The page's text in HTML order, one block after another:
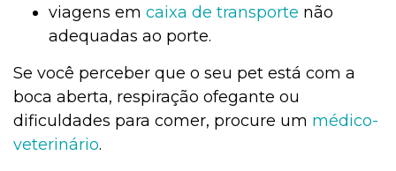
viagens em caixa de transporte não
adequadas ao porte.
Se você perceber que o seu pet está com a
boca aberta, respiração ofegante ou
dificuldades para comer, procure um médico-
veterinário.